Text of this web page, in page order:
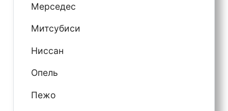
Мерседес
Митсубиси
Ниссан
Опель
Пежо